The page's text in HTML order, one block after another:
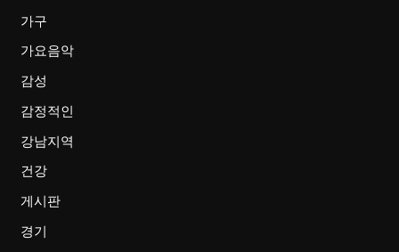
가구
가요음악
감성
감정적인
강남지역
건강
게시판
경기